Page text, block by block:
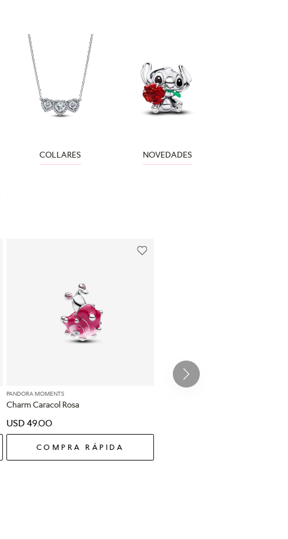
COLLARES NOVEDADES
PANDORA MOMENTS
Charm Caracol Rosa
USD 49.00
COMPRA RÁPIDA